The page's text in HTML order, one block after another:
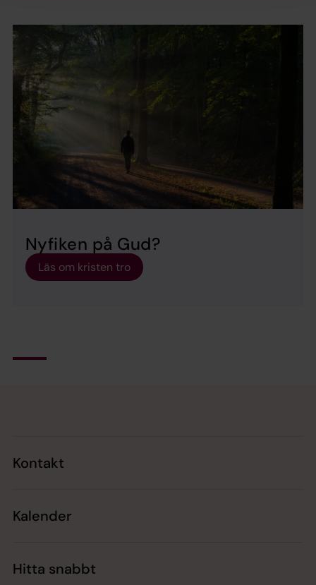
Nyfiken på Gud?
Läs om kristen tro
Kontakt
Kalender
Hitta snabbt